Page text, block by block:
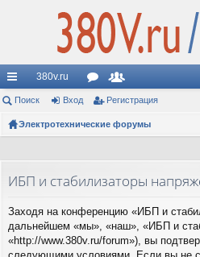
с
ы
380v.ru
ор
ум
ол
ьз
и
Поиск Вход Регистрация
Электротехнические форумы
ИБП и стабилизаторы
Заходя на конференцию «ИБП и
дальнейшем «мы», «наш», «ИБП и
«http://www.380v.ru/forum»), вы
следующими условиями. Если вы не